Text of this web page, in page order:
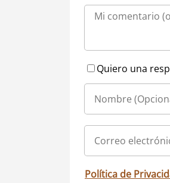
Quiero una
Política de